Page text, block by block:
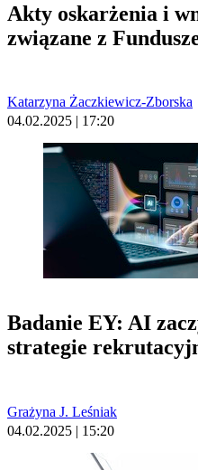
Akty oskarżenia i
związane z
Katarzyna Żaczkiewicz-Zborska
04.02.2025 | 17:20
Badanie EY: AI
strategie
Grażyna J. Leśniak
04.02.2025 | 15:20